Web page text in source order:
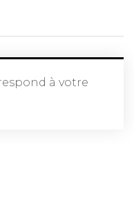
à votre